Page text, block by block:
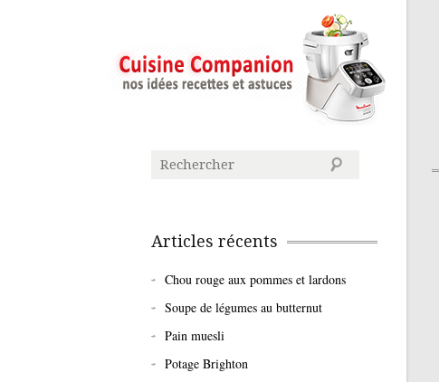
Articles récents
Chou rouge aux pommes et lardons
Soupe de légumes au butternut
Pain muesli
Potage Brighton